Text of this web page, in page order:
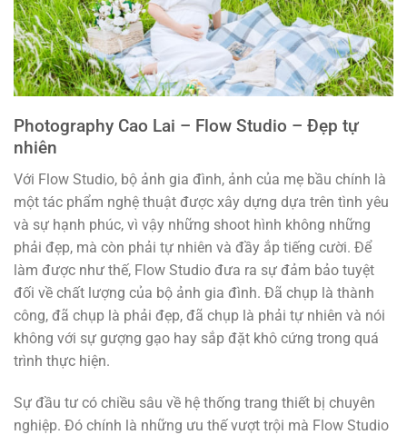
Photography Cao Lai – Flow Studio – Đẹp tự
nhiên
Với Flow Studio, bộ ảnh gia đình, ảnh của mẹ bầu chính là
một tác phẩm nghệ thuật được xây dựng dựa trên tình yêu
và sự hạnh phúc, vì vậy những shoot hình không những
phải đẹp, mà còn phải tự nhiên và đầy ắp tiếng cười. Để
làm được như thế, Flow Studio đưa ra sự đảm bảo tuyệt
đối về chất lượng của bộ ảnh gia đình. Đã chụp là thành
công, đã chụp là phải đẹp, đã chụp là phải tự nhiên và nói
không với sự gượng gạo hay sắp đặt khô cứng trong quá
trình thực hiện.
Sự đầu tư có chiều sâu về hệ thống trang thiết bị chuyên
nghiệp. Đó chính là những ưu thế vượt trội mà Flow Studio